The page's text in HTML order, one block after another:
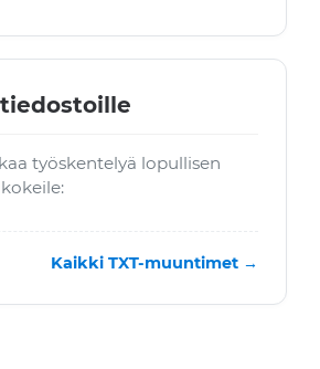
tiedostoille
työskentelyä lopullisen
kokeile:
Kaikki TXT-muuntimet →